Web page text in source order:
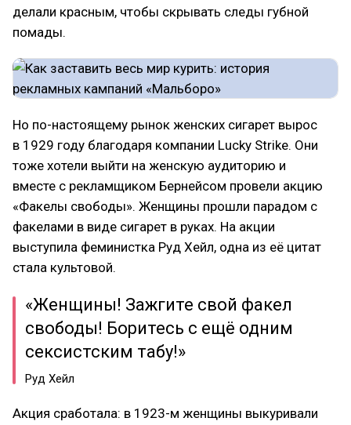
делали красным, чтобы скрывать следы губной
помады.
Но по-настоящему рынок женских сигарет вырос
в 1929 году благодаря компании Lucky Strike. Они
тоже хотели выйти на женскую аудиторию и
вместе с рекламщиком Бернейсом провели акцию
«Факелы свободы». Женщины прошли парадом с
факелами в виде сигарет в руках. На акции
выступила феминистка Руд Хейл, одна из её цитат
стала культовой.
«Женщины! Зажгите свой факел
свободы! Боритесь с ещё одним
сексистским табу!»
Руд Хейл
Акция сработала: в 1923-м женщины выкуривали